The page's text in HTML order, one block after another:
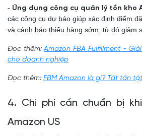
- Ứng dụng công cụ quản lý tồn kho
các công cụ dự báo giúp xác định điểm
và cảnh báo thiếu hàng sớm, từ đó giảm
Đọc thêm:Amazon FBA Fulfillment -
cho doanh nghiệp
Đọc thêm: FBM Amazon là gì? Tất tần
4. Chi phí cần chuẩn bị
Amazon US